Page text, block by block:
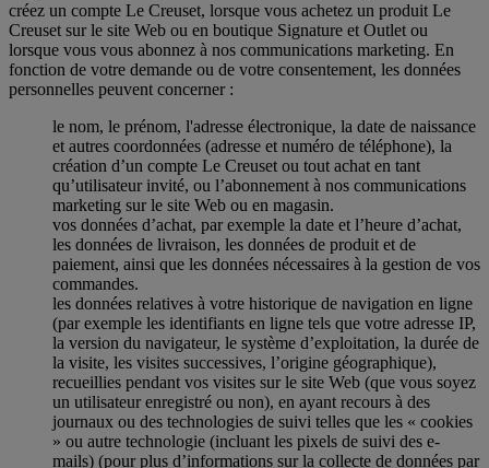
créez un compte Le Creuset, lorsque vous achetez un produit Le
Creuset sur le site Web ou en boutique Signature et Outlet ou
lorsque vous vous abonnez à nos communications marketing. En
fonction de votre demande ou de votre consentement, les données
personnelles peuvent concerner :
le nom, le prénom, l'adresse électronique, la date de naissance
et autres coordonnées (adresse et numéro de téléphone), la
création d’un compte Le Creuset ou tout achat en tant
qu’utilisateur invité, ou l’abonnement à nos communications
marketing sur le site Web ou en magasin.
vos données d’achat, par exemple la date et l’heure d’achat,
les données de livraison, les données de produit et de
paiement, ainsi que les données nécessaires à la gestion de vos
commandes.
les données relatives à votre historique de navigation en ligne
(par exemple les identifiants en ligne tels que votre adresse IP,
la version du navigateur, le système d’exploitation, la durée de
la visite, les visites successives, l’origine géographique),
recueillies pendant vos visites sur le site Web (que vous soyez
un utilisateur enregistré ou non), en ayant recours à des
journaux ou des technologies de suivi telles que les « cookies
» ou autre technologie (incluant les pixels de suivi des e-
mails) (pour plus d’informations sur la collecte de données par